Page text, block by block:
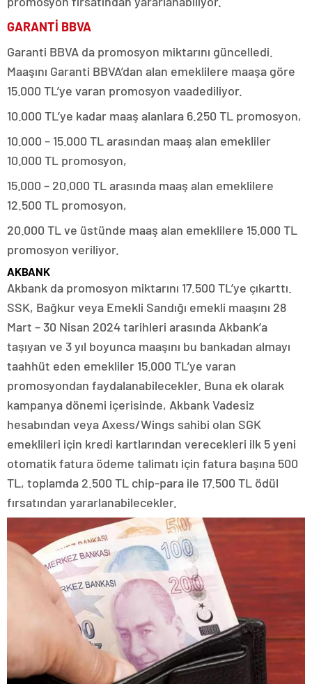
GARANTİ BBVA
Garanti BBVA da promosyon miktarını güncelledi.
Maaşını Garanti BBVA’dan alan emeklilere maaşa göre
15.000 TL’ye varan promosyon vaadediliyor.
10.000 TL’ye kadar maaş alanlara 6.250 TL promosyon,
10.000 – 15.000 TL arasından maaş alan emekliler
10.000 TL promosyon,
15.000 – 20.000 TL arasında maaş alan emeklilere
12.500 TL promosyon,
20.000 TL ve üstünde maaş alan emeklilere 15.000 TL
promosyon veriliyor.
AKBANK
Akbank da promosyon miktarını 17.500 TL’ye çıkarttı.
SSK, Bağkur veya Emekli Sandığı emekli maaşını 28
Mart – 30 Nisan 2024 tarihleri arasında Akbank’a
taşıyan ve 3 yıl boyunca maaşını bu bankadan almayı
taahhüt eden emekliler 15.000 TL’ye varan
promosyondan faydalanabilecekler. Buna ek olarak
kampanya dönemi içerisinde, Akbank Vadesiz
hesabından veya Axess/Wings sahibi olan SGK
emeklileri için kredi kartlarından verecekleri ilk 5 yeni
otomatik fatura ödeme talimatı için fatura başına 500
TL, toplamda 2.500 TL chip-para ile 17.500 TL ödül
fırsatından yararlanabilecekler.